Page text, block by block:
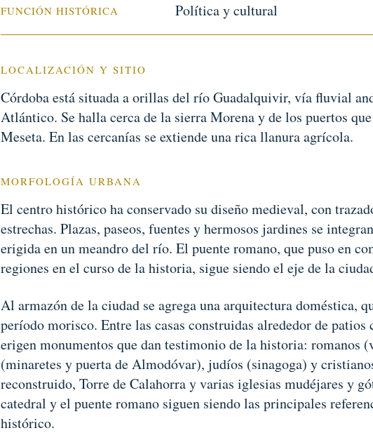
FUNCIÓN HISTÓRICA Política y cultural
LOCALIZACIÓN Y SITIO
Córdoba está situada a orillas del río Guadalquivir, vía fluvial
Atlántico. Se halla cerca de la sierra Morena y de los puertos
Meseta. En las cercanías se extiende una rica llanura agrícola.
MORFOLOGÍA URBANA
El centro histórico ha conservado su diseño medieval, con
estrechas. Plazas, paseos, fuentes y hermosos jardines se
erigida en un meandro del río. El puente romano, que puso en
regiones en el curso de la historia, sigue siendo el eje de la
Al armazón de la ciudad se agrega una arquitectura doméstica,
período morisco. Entre las casas construidas alrededor de patios
erigen monumentos que dan testimonio de la historia: romanos
(minaretes y puerta de Almodóvar), judíos (sinagoga) y
reconstruido, Torre de Calahorra y varias iglesias mudéjares y
catedral y el puente romano siguen siendo las principales
histórico.